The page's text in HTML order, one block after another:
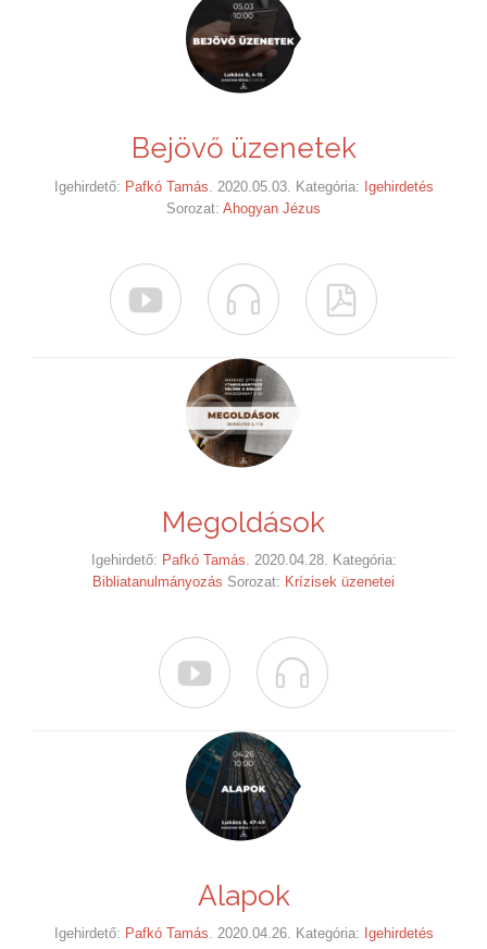
Bejövő üzenetek
Igehirdető: Pafkó Tamás . 2020.05.03. Kategória: Igehirdetés
Sorozat: Ahogyan Jézus
  
Megoldások
Igehirdető: Pafkó Tamás . 2020.04.28. Kategória:
Bibliatanulmányozás Sorozat: Krízisek üzenetei
 
Alapok
Igehirdető: Pafkó Tamás. 2020.04.26. Kategória: Igehirdetés